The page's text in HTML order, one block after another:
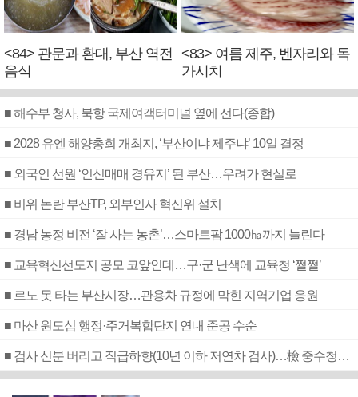
<84> 관문과 환대, 부산 역전
음식
<83> 여름 제주, 벤자리와 독
가시치
■ 해수부 청사, 북항 국제여객터미널 옆에 선다(종합)
■ 2028 유엔 해양총회 개최지, ‘부산이냐 제주냐’ 10일 결정
■ 외국인 선원 ‘인신매매 경유지’ 된 부산…우려가 현실로
■ 비위 논란 부산TP, 외부인사 혁신위 설치
■ 경남 농정 비전 ‘잘 사는 농촌’…스마트팜 1000㏊까지 늘린다
■ 교육혁신선도지 공모 코앞인데…구·군 난색에 교육청 ‘쩔쩔’
■ 르노 못 타는 부산시장…관용차 규정에 막힌 지역기업 응원
■ 마산 원도심 행정·주거복합단지 연내 준공 수순
■ 검사 신분 버리고 직급하향(10년 이하 저연차 검사)…檢 중수청행 기피